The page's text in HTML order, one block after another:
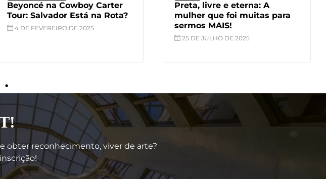
Preta, livre e eterna: A
mulher que foi muitas para
sermos MAIS!
Portugal: Tradição, Sabor e
Encanto em Cada Rota
30 DE MAIO DE 2025
obter reconhecimento, viver de arte?